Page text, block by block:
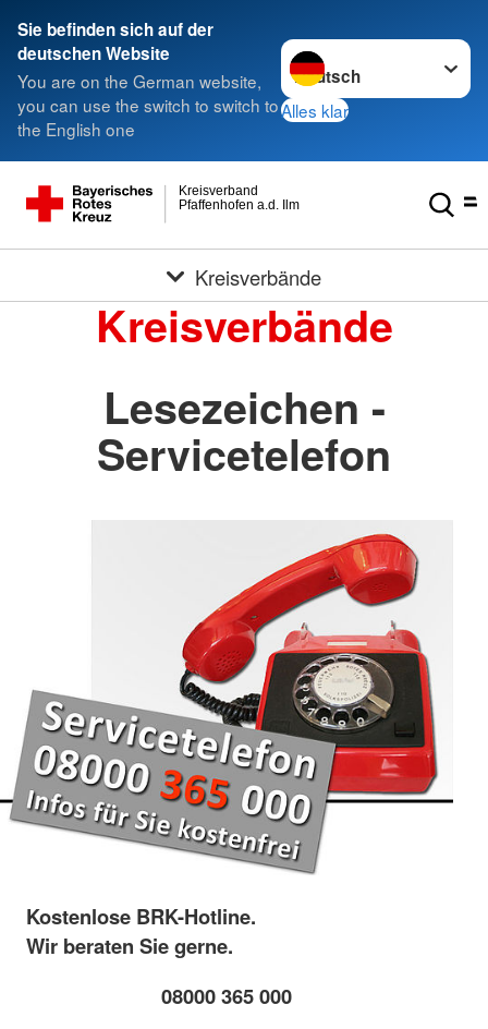
Sie befinden sich auf der
deutschen Website
You are on the German website,
you can use the switch to switch to
the English one
Sprache wechseln zu
Alles klar
Pfaffenhofen a.d. Ilm
Kreisverband
Kreisverbände
Kreisverbände
Lesezeichen -
Servicetelefon
Kostenlose BRK-Hotline.
Wir beraten Sie gerne.
08000 365 000